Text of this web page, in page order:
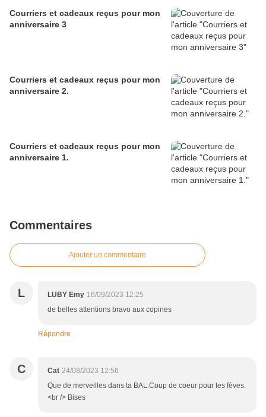
Courriers et cadeaux reçus pour mon
anniversaire 3
Courriers et cadeaux reçus pour mon
anniversaire 2.
Courriers et cadeaux reçus pour mon
anniversaire 1.
Commentaires
Ajouter un commentaire
L LUBY Emy 16/09/2023 12:25
de belles attentions bravo aux copines
Répondre
C Cat 24/08/2023 12:56
Que de merveilles dans ta BAL.Coup de coeur pour les fèves.
<br /> Bises